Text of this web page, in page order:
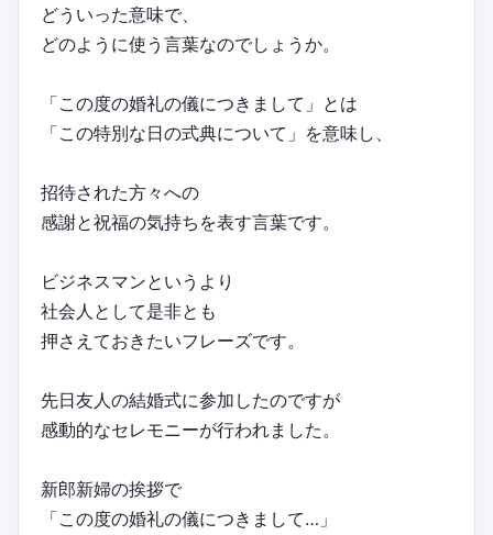
どういった意味で、
どのように使う言葉なのでしょうか。
「この度の婚礼の儀につきまして」とは
「この特別な日の式典について」を意味し、
招待された方々への
感謝と祝福の気持ちを表す言葉です。
ビジネスマンというより
社会人として是非とも
押さえておきたいフレーズです。
先日友人の結婚式に参加したのですが
感動的なセレモニーが行われました。
新郎新婦の挨拶で
「この度の婚礼の儀につきまして…」